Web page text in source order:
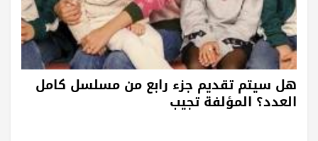
هل سيتم تقديم جزء رابع من مسلسل كامل
العدد؟ المؤلفة تجيب